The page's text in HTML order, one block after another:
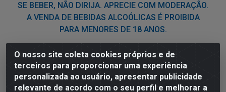
O nosso site coleta cookies próprios e de
terceiros para proporcionar uma experiência
personalizada ao usuário, apresentar publicidade
relevante de acordo com o seu perfil e melhorar a
SE BEBER, NÃO DIRIJA. APRECIE COM MODERAÇÃO.
A VENDA DE BEBIDAS ALCOÓLICAS É PROIBIDA
PARA MENORES DE 18 ANOS.
Nordil Distribuidora - Avenida Liberdade, 2738, Bloco F -
Sesi - Bayeux/PB - CEP 58.111-400 - CNPJ
03.775.813/0001-41